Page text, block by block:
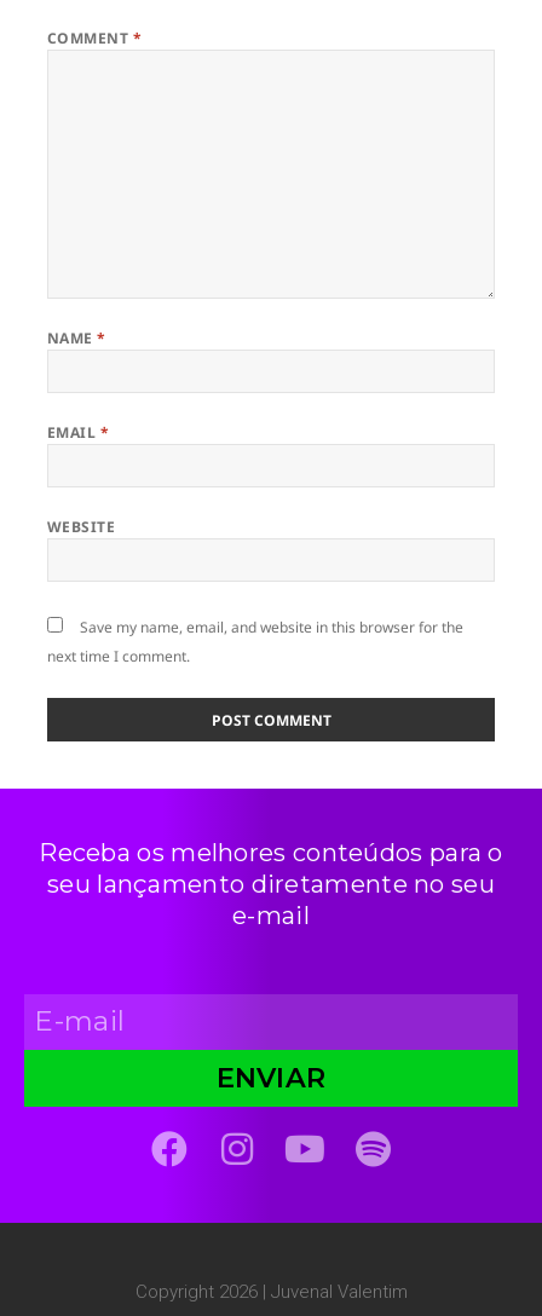
COMMENT *
NAME*
EMAIL *
WEBSITE
Save my name, email, and website in this browser for the
next time I comment.
Receba os melhores conteúdos para o
seu lançamento diretamente no seu
e-mail
ENVIAR
Copyright 2026 | Juvenal Valentim